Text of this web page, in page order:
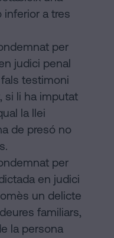
inferior a tres
per
judici penal
testimoni
si li ha imputat
la llei
de presó no
per
en judici
un delicte
familiars,
la persona